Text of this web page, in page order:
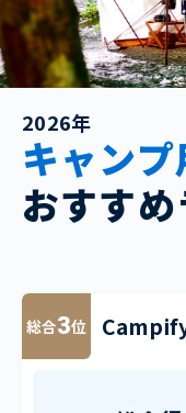
2026年
キャン
おすす
総合3位